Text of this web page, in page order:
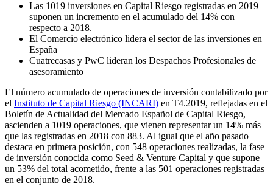
Las 1019 inversiones en Capital Riesgo registradas en 2019
suponen un incremento en el acumulado del 14% con
respecto a 2018.
El Comercio electrónico lidera el sector de las inversiones en
España
Cuatrecasas y PwC lideran los Despachos Profesionales de
asesoramiento
El número acumulado de operaciones de inversión contabilizado por
el Instituto de Capital Riesgo (INCARI) en T4.2019, reflejadas en el
Boletín de Actualidad del Mercado Español de Capital Riesgo,
ascienden a 1019 operaciones, que vienen representar un 14% más
que las registradas en 2018 con 883. Al igual que el año pasado
destaca en primera posición, con 548 operaciones realizadas, la fase
de inversión conocida como Seed & Venture Capital y que supone
un 53% del total acometido, frente a las 501 operaciones registradas
en el conjunto de 2018.